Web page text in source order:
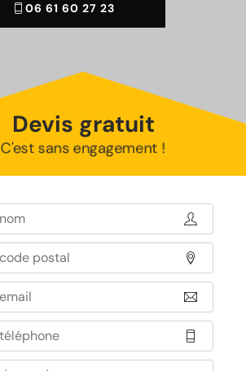
06 61 60 27 23
Devis gratuit
C'est sans engagement !